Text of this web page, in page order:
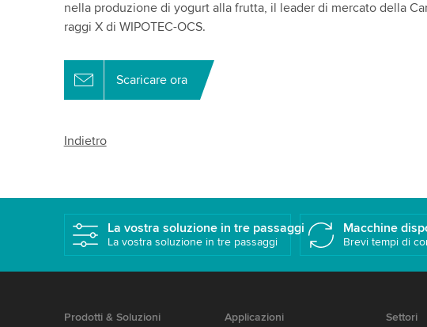
nella produzione di yogurt alla frutta, il leader di mercato della
raggi X di WIPOTEC-OCS.
Scaricare ora
Indietro
La vostra soluzione in tre passaggi
La vostra soluzione in tre passaggi
Macchine
Brevi tempi di
Prodotti & Soluzioni
Applicazioni
Settori